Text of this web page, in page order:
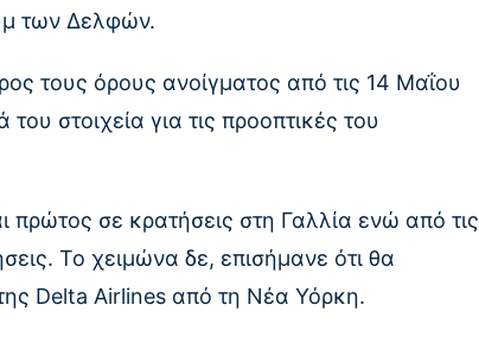
των Δελφών.
τους όρους ανοίγματος από τις 14 Μαΐου
στοιχεία για τις προοπτικές του
πρώτος σε κρατήσεις στη Γαλλία ενώ από τις
Το χειμώνα δε, επισήμανε ότι θα
Delta Airlines από τη Νέα Υόρκη.